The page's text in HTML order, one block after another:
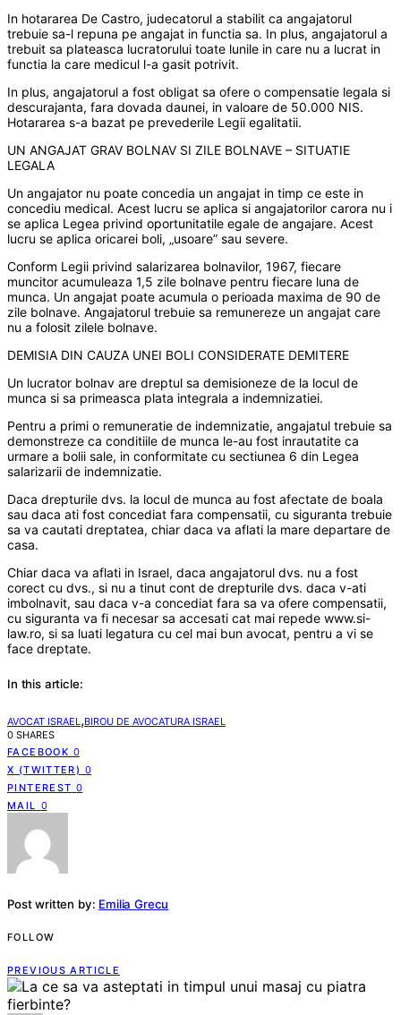
In hotararea De Castro, judecatorul a stabilit ca angajatorul
trebuie sa-l repuna pe angajat in functia sa. In plus, angajatorul a
trebuit sa plateasca lucratorului toate lunile in care nu a lucrat in
functia la care medicul l-a gasit potrivit.
In plus, angajatorul a fost obligat sa ofere o compensatie legala si
descurajanta, fara dovada daunei, in valoare de 50.000 NIS.
Hotararea s-a bazat pe prevederile Legii egalitatii.
UN ANGAJAT GRAV BOLNAV SI ZILE BOLNAVE – SITUATIE
LEGALA
Un angajator nu poate concedia un angajat in timp ce este in
concediu medical. Acest lucru se aplica si angajatorilor carora nu i
se aplica Legea privind oportunitatile egale de angajare. Acest
lucru se aplica oricarei boli, „usoare” sau severe.
Conform Legii privind salarizarea bolnavilor, 1967, fiecare
muncitor acumuleaza 1,5 zile bolnave pentru fiecare luna de
munca. Un angajat poate acumula o perioada maxima de 90 de
zile bolnave. Angajatorul trebuie sa remunereze un angajat care
nu a folosit zilele bolnave.
DEMISIA DIN CAUZA UNEI BOLI CONSIDERATE DEMITERE
Un lucrator bolnav are dreptul sa demisioneze de la locul de
munca si sa primeasca plata integrala a indemnizatiei.
Pentru a primi o remuneratie de indemnizatie, angajatul trebuie sa
demonstreze ca conditiile de munca le-au fost inrautatite ca
urmare a bolii sale, in conformitate cu sectiunea 6 din Legea
salarizarii de indemnizatie.
Daca drepturile dvs. la locul de munca au fost afectate de boala
sau daca ati fost concediat fara compensatii, cu siguranta trebuie
sa va cautati dreptatea, chiar daca va aflati la mare departare de
casa.
Chiar daca va aflati in Israel, daca angajatorul dvs. nu a fost
corect cu dvs., si nu a tinut cont de drepturile dvs. daca v-ati
imbolnavit, sau daca v-a concediat fara sa va ofere compensatii,
cu siguranta va fi necesar sa accesati cat mai repede www.si-
law.ro, si sa luati legatura cu cel mai bun avocat, pentru a vi se
face dreptate.
In this article:
AVOCAT ISRAEL ,BIROU DE AVOCATURA ISRAEL
0 SHARES
FACEBOOK 0
X (TWITTER) 0
PINTEREST 0
MAIL
0
Post written by: Emilia Grecu
FOLLOW
PREVIOUS ARTICLE